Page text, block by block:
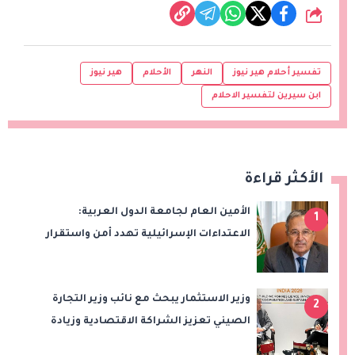
شارك
تفسير أحلام هير نيوز النهر الأحلام هير نيوز
ابن سيرين لتفسير الاحلام
الأكثر قراءة
1
الأمين العام لجامعة الدول العربية:
الاعتداءات الإسرائيلية تهدد أمن واستقرار
2
وزير الاستثمار يبحث مع نائب وزير التجارة
الصيني تعزيز الشراكة الاقتصادية وزيادة